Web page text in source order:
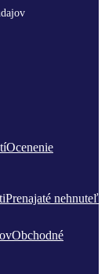
Ocenenie
Prenajaté
Obchodné